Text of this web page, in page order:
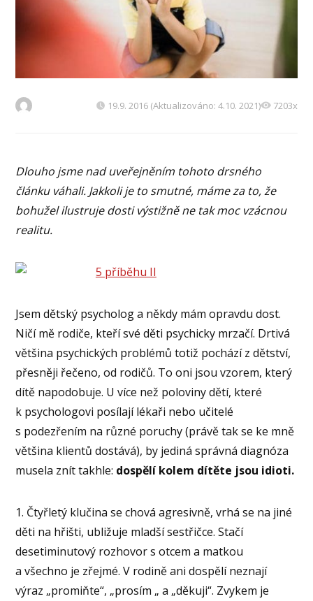
19.9. 2016 (Aktualizováno: 4.10. 2021) 7203x
Dlouho jsme nad uveřejněním tohoto drsného
článku váhali. Jakkoli je to smutné, máme za to, že
bohužel ilustruje dosti výstižně ne tak moc vzácnou
realitu.
Jsem dětský psycholog a někdy mám opravdu dost.
Ničí mě rodiče, kteří své děti psychicky mrzačí. Drtivá
většina psychických problémů totiž pochází z dětství,
přesněji řečeno, od rodičů. To oni jsou vzorem, který
dítě napodobuje. U více než poloviny dětí, které
k psychologovi posílají lékaři nebo učitelé
s podezřením na různé poruchy (právě tak se ke mně
většina klientů dostává), by jediná správná diagnóza
musela znít takhle: dospělí kolem dítěte jsou idioti.
1. Čtyřletý klučina se chová agresivně, vrhá se na jiné
děti na hřišti, ubližuje mladší sestřičce. Stačí
desetiminutový rozhovor s otcem a matkou
a všechno je zřejmé. V rodině ani dospělí neznají
výraz „promiňte“, „prosím „ a „děkuji“. Zvykem je